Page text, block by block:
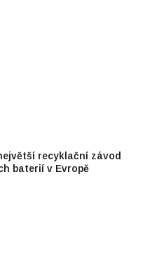
recyklační závod
baterií v Evropě